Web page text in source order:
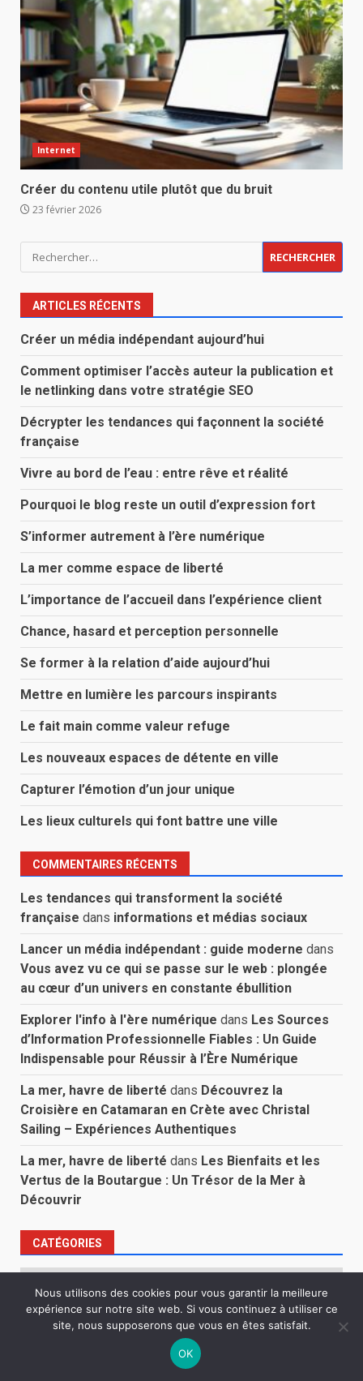
Internet
Créer du contenu utile plutôt que du bruit
23 février 2026
Rechercher :
ARTICLES RÉCENTS
Créer un média indépendant aujourd’hui
Comment optimiser l’accès auteur la publication et
le netlinking dans votre stratégie SEO
Décrypter les tendances qui façonnent la société
française
Vivre au bord de l’eau : entre rêve et réalité
Pourquoi le blog reste un outil d’expression fort
S’informer autrement à l’ère numérique
La mer comme espace de liberté
L’importance de l’accueil dans l’expérience client
Chance, hasard et perception personnelle
Se former à la relation d’aide aujourd’hui
Mettre en lumière les parcours inspirants
Le fait main comme valeur refuge
Les nouveaux espaces de détente en ville
Capturer l’émotion d’un jour unique
Les lieux culturels qui font battre une ville
COMMENTAIRES RÉCENTS
Les tendances qui transforment la société
française dans informations et médias sociaux
Lancer un média indépendant : guide moderne dans
Vous avez vu ce qui se passe sur le web : plongée
au cœur d’un univers en constante ébullition
Explorer l'info à l'ère numérique dans Les Sources
d’Information Professionnelle Fiables : Un Guide
Indispensable pour Réussir à l’Ère Numérique
La mer, havre de liberté dans Découvrez la
Croisière en Catamaran en Crète avec Christal
Sailing – Expériences Authentiques
La mer, havre de liberté dans Les Bienfaits et les
Vertus de la Boutargue : Un Trésor de la Mer à
Découvrir
CATÉGORIES
Catégories
VOIR CES ARTICLES AVANT DE PARTIR
Nous utilisons des cookies pour vous garantir la meilleure
expérience sur notre site web. Si vous continuez à utiliser ce
site, nous supposerons que vous en êtes satisfait.
OK